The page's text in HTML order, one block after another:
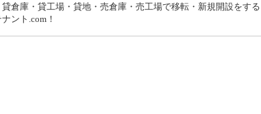
倉庫・貸工場・貸地・売倉庫・売工場で移転・新規開設をする
ント.com！